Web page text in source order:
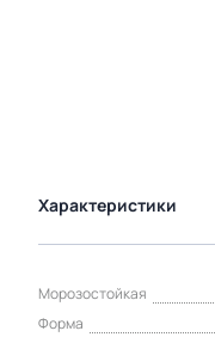
Характеристики
Морозостойкая
Форма